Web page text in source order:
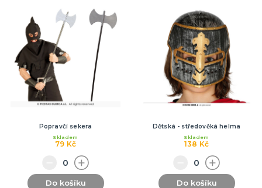
Popravčí sekera
79 Kč
Skladem
Do košíku
Dětská - středověká helma
138 Kč
Skladem
Do košíku